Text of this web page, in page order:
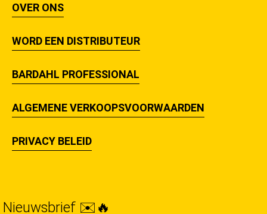
OVER ONS
WORD EEN DISTRIBUTEUR
BARDAHL PROFESSIONAL
ALGEMENE VERKOOPSVOORWAARDEN
PRIVACY BELEID
Nieuwsbrief ✉️🔥